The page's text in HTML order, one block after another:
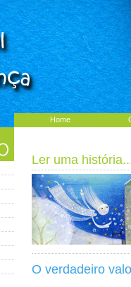
Home
Ler uma
O verdadeiro